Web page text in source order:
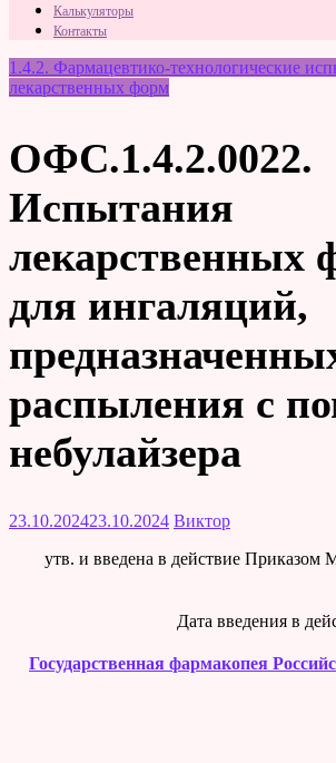
Калькуляторы
Контакты
1.4.2. Фармацевтико-технологические
лекарственных форм
ОФС.1.4.2.0022.
Испытания
лекарственных
для ингаляций,
распыления с
небулайзера
23.10.202423.10.2024 Виктор
утв. и введена в действие Приказом
Дата введения в
Государственная фармакопея